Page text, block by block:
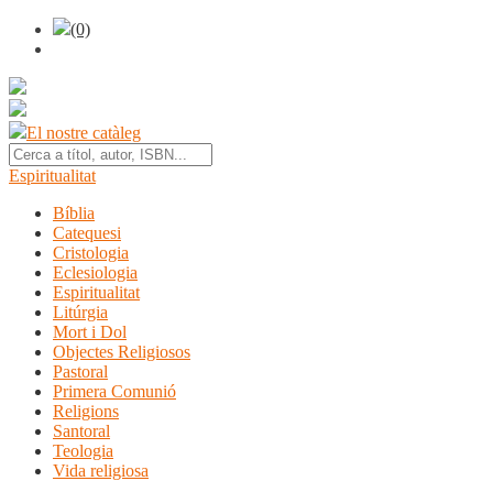
(0)
El nostre catàleg
Espiritualitat
Bíblia
Catequesi
Cristologia
Eclesiologia
Espiritualitat
Litúrgia
Mort i Dol
Objectes Religiosos
Pastoral
Primera Comunió
Religions
Santoral
Teologia
Vida religiosa